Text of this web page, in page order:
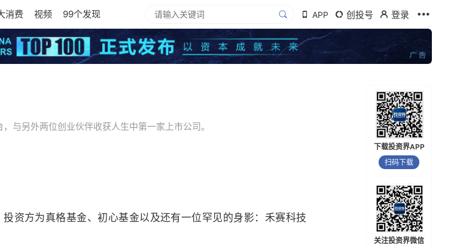
消费 视频 99个发现 APP 创投号 登录
与另外两位创业伙伴收获人生中第一家上市公司。
资方为真格基金、初心基金以及还有一位罕见的身影：禾赛科技
下载投资界APP
扫码下载
关注投资界微信